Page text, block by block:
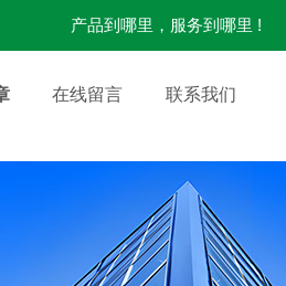
产品到哪里，服务到哪里 !
在线留言 联系我们